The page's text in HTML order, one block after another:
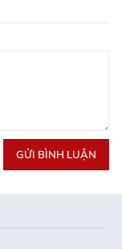
GỬI BÌNH LUẬN